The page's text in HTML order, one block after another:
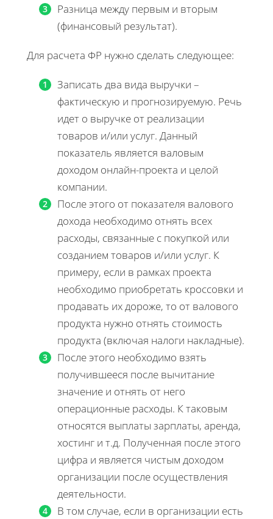
Разница между первым и вторым
(финансовый результат).
Для расчета ФР нужно сделать следующее:
Записать два вида выручки –
фактическую и прогнозируемую. Речь
идет о выручке от реализации
товаров и/или услуг. Данный
показатель является валовым
доходом онлайн-проекта и целой
компании.
После этого от показателя валового
дохода необходимо отнять всех
расходы, связанные с покупкой или
созданием товаров и/или услуг. К
примеру, если в рамках проекта
необходимо приобретать кроссовки и
продавать их дороже, то от валового
продукта нужно отнять стоимость
продукта (включая налоги накладные).
После этого необходимо взять
получившееся после вычитание
значение и отнять от него
операционные расходы. К таковым
относятся выплаты зарплаты, аренда,
хостинг и т.д. Полученная после этого
цифра и является чистым доходом
организации после осуществления
деятельности.
В том случае, если в организации есть